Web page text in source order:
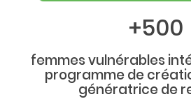
+500
femmes vulnérables
programme de
génératrice de